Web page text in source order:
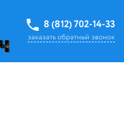
8 (812) 702-14-33
заказать обратный звонок